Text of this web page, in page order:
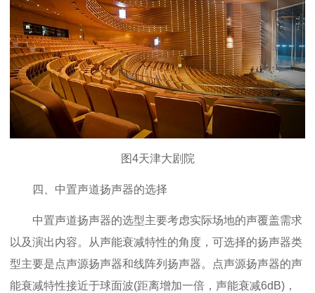
图4天津大剧院
四、中置声道扬声器的选择
中置声道扬声器的选型主要考虑实际场地的声覆盖需求
以及演出内容。从声能衰减特性的角度，可选择的扬声器类
型主要是点声源扬声器和线阵列扬声器。点声源扬声器的声
能衰减特性接近于球面波(距离增加一倍，声能衰减6dB)，